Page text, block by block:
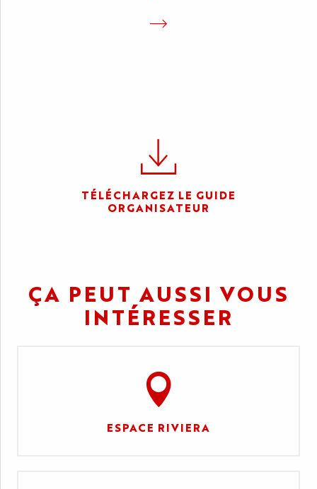
TÉLÉCHARGEZ LE GUIDE
ORGANISATEUR
ÇA PEUT AUSSI VOUS
INTÉRESSER
ESPACE RIVIERA